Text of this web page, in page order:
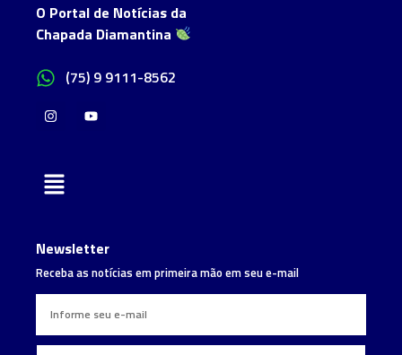
O Portal de Notícias da
Chapada Diamantina
(75) 9 9111-8562
Newsletter
Receba as notícias em primeira mão em seu e-mail